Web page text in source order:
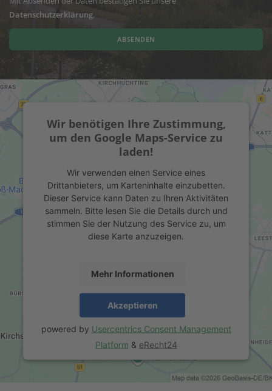
Datenschutzerklärung.
ABSENDEN
Wir benötigen Ihre Zustimmung,
um den Google Maps-Service zu
laden!
Wir verwenden einen Service eines
Drittanbieters, um Karteninhalte einzubetten.
Dieser Service kann Daten zu Ihren Aktivitäten
sammeln. Bitte lesen Sie die Details durch und
stimmen Sie der Nutzung des Service zu, um
diese Karte anzuzeigen.
Mehr Informationen
Akzeptieren
powered by Usercentrics Consent Management
Platform & eRecht24